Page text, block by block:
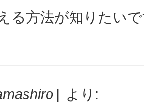
る方法が知りたい
より: